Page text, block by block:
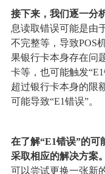
接下来，我们逐一分
息读取错误可能是由
不完整等，导致POS
果银行卡本身存在问
卡等，也可能触发
超过银行卡本身的限
可能导致“E1错误”。
在了解“E1错误”的可
采取相应的解决方案。
可以尝试更换一张新